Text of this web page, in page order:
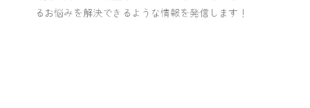
るお悩みを解決できるような情報を発信します！